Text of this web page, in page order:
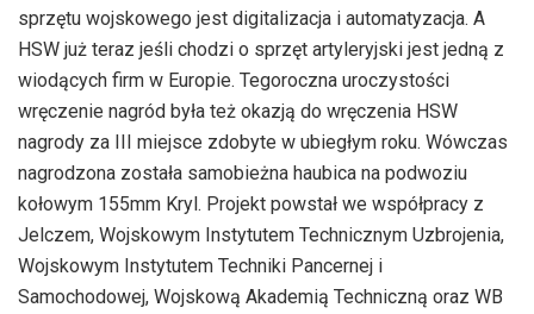
sprzętu wojskowego jest digitalizacja i automatyzacja. A
HSW już teraz jeśli chodzi o sprzęt artyleryjski jest jedną z
wiodących firm w Europie. Tegoroczna uroczystości
wręczenie nagród była też okazją do wręczenia HSW
nagrody za III miejsce zdobyte w ubiegłym roku. Wówczas
nagrodzona została samobieżna haubica na podwoziu
kołowym 155mm Kryl. Projekt powstał we współpracy z
Jelczem, Wojskowym Instytutem Technicznym Uzbrojenia,
Wojskowym Instytutem Techniki Pancernej i
Samochodowej, Wojskową Akademią Techniczną oraz WB